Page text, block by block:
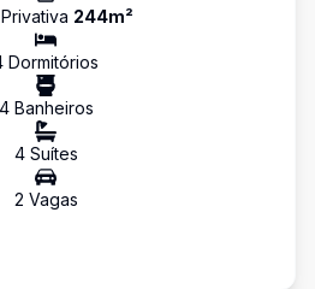
244m²
Dormitórios
4Banheiros
4Suítes
2 Vagas